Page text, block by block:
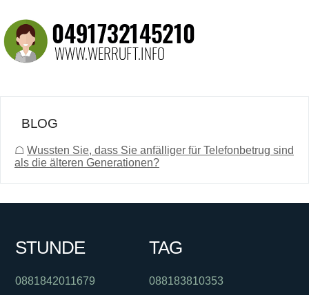
BLOG
☖ Wussten Sie, dass Sie anfälliger für Telefonbetrug sind
als die älteren Generationen?
STUNDE
0881842011679
TAG
088183810353